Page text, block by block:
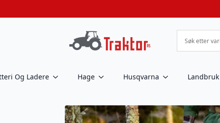
Og Ladere Hage Husqvarna Landbruk